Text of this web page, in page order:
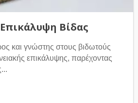
Βίδας
και γνώστης στους βιδωτούς
επικάλυψης, παρέχοντας